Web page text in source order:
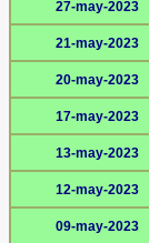
27-may-2023
21-may-2023
20-may-2023
17-may-2023
13-may-2023
12-may-2023
09-may-2023